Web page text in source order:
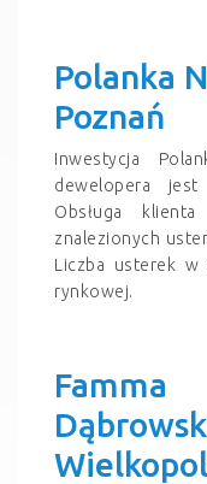
Polanka
Poznań
Inwestycja
dewelopera
Obsługa
znalezionych
Liczba usterek
rynkowej.
Famma